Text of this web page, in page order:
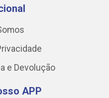
e Devolução
APP